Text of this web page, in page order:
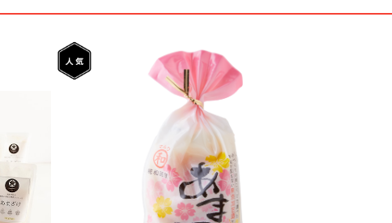
濃縮タイプあま酒
¥380